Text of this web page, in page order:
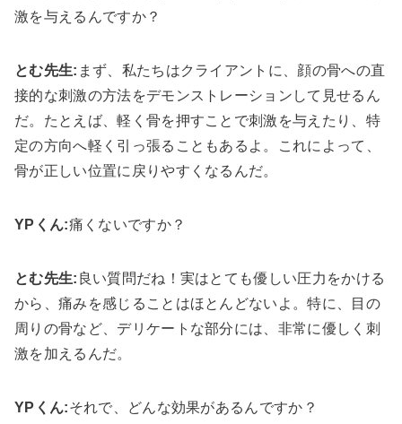
激を与えるんですか？
とむ先生: まず、私たちはクライアントに、顔の骨への直
接的な刺激の方法をデモンストレーションして見せるん
だ。たとえば、軽く骨を押すことで刺激を与えたり、特
定の方向へ軽く引っ張ることもあるよ。これによって、
骨が正しい位置に戻りやすくなるんだ。
YPくん:痛くないですか？
とむ先生: 良い質問だね！実はとても優しい圧力をかける
から、痛みを感じることはほとんどないよ。特に、目の
周りの骨など、デリケートな部分には、非常に優しく刺
激を加えるんだ。
YPくん:それで、どんな効果があるんですか？